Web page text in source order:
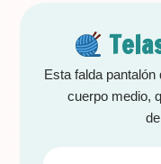
Esta falda
cuerpo medio,